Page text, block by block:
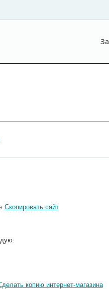
Скопировать сайт
копию интернет-магазина